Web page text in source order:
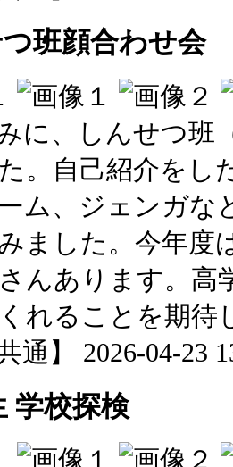
班顔合わせ会
に、しんせつ班
。自己紹介をし
ム、ジェンガな
ました。今年度
んあります。高
れることを期待
通】 2026-04-23
学校探検